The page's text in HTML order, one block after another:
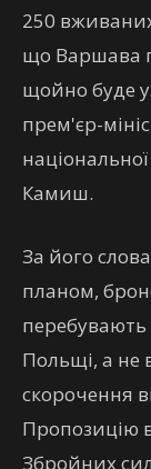
250
що Варшава
щойно буде
прем'єр-
Камиш.
За його
планом,
перебувають
Польщі, а не
скорочення
Пропозицію
Збройних